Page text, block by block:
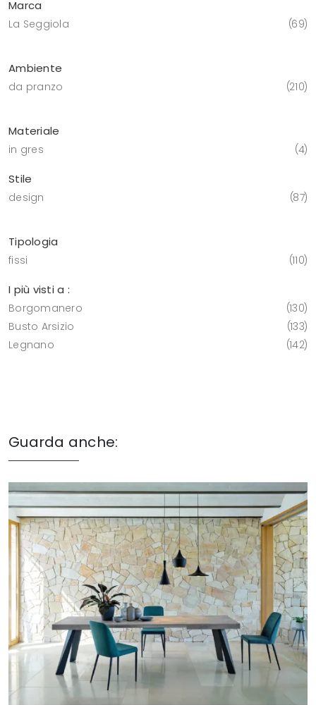
Marca
La Seggiola 69
Ambiente
da pranzo 210
Materiale
in gres 4
Stile
design 87
Tipologia
fissi 110
I più visti a :
Borgomanero
130
Busto Arsizio
133
Legnano
142
Guarda anche: